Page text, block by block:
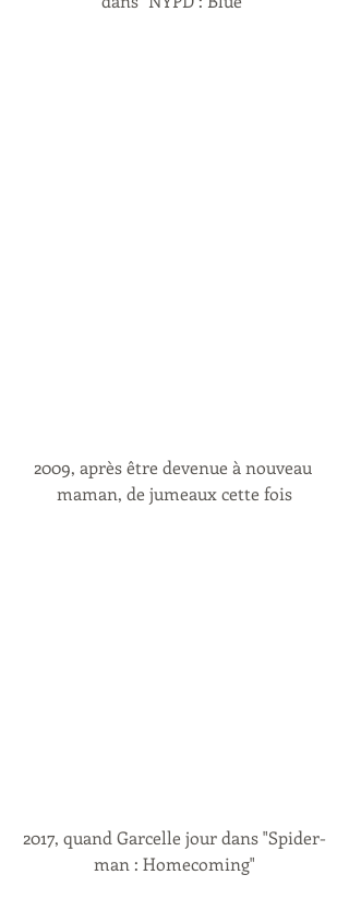
2009, après être devenue à nouveau
maman, de jumeaux cette fois
2017, quand Garcelle jour dans "Spider-
man : Homecoming"